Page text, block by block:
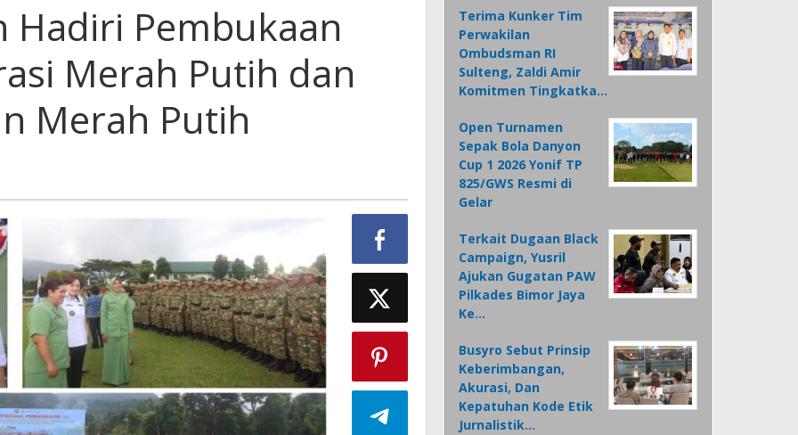
Hadiri Pembukaan
Merah Putih dan
Merah Putih
Terima Kunker Tim
Perwakilan
Ombudsman RI
Sulteng, Zaldi Amir
Komitmen Tingkatka…
Open Turnamen
Sepak Bola Danyon
Cup 1 2026 Yonif TP
825/GWS Resmi di
Gelar
Terkait Dugaan Black
Campaign, Yusril
Ajukan Gugatan PAW
Pilkades Bimor Jaya
Ke…
Busyro Sebut Prinsip
Keberimbangan,
Akurasi, Dan
Kepatuhan Kode Etik
Jurnalistik…